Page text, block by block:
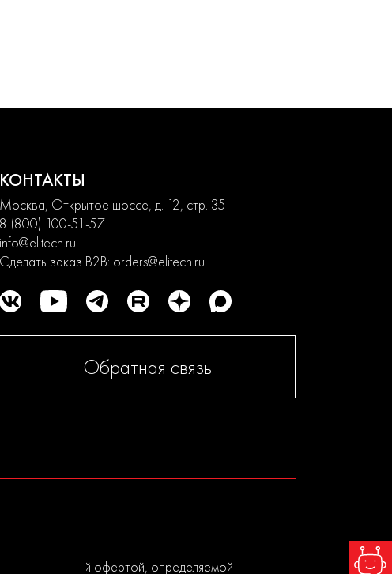
КОНТАКТЫ
Москва, Открытое шоссе, д. 12, стр. 35
8 (800) 100-51-57
info@elitech.ru
Сделать заказ B2B: orders@elitech.ru
Обратная связь
публичной офертой, определяемой